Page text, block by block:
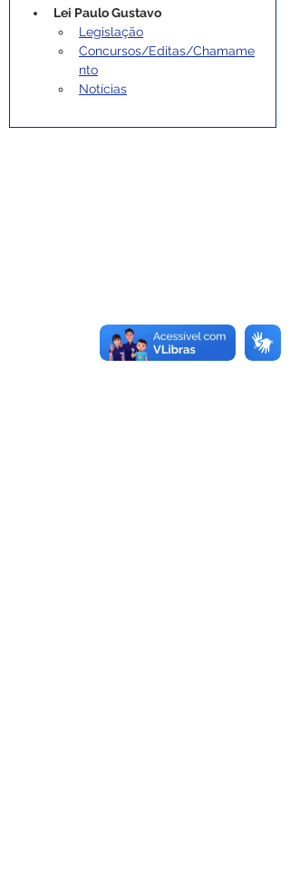
Lei Paulo Gustavo
Legislação
Concursos/Editas/Chamame
nto
Notícias